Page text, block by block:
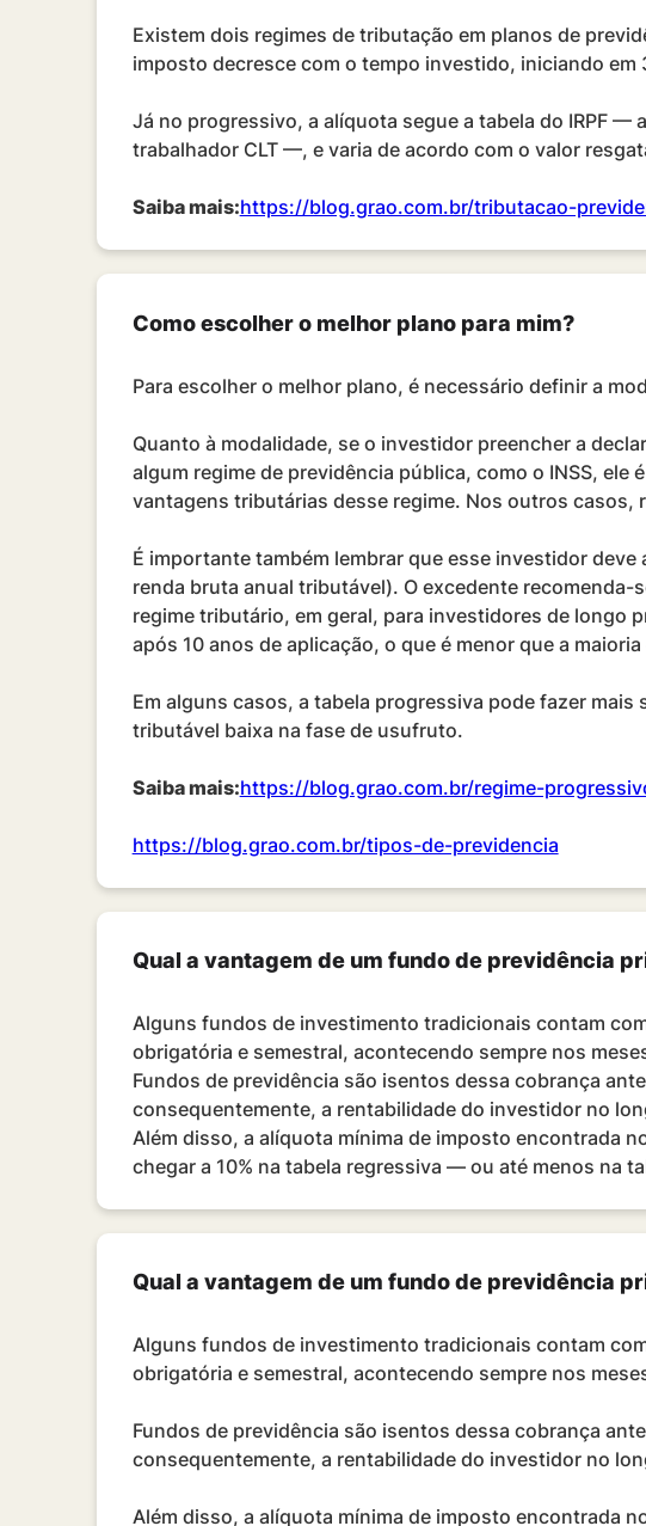
Existem dois regimes de tributação em planos de
imposto decresce com o tempo investido, iniciando em
Já no progressivo, a alíquota segue a tabela do IRPF —
trabalhador CLT —, e varia de acordo com o valor
Saiba mais:https://blog.grao.com.br/tributacao-
Como escolher o melhor plano para mim?
Para escolher o melhor plano, é necessário definir a
Quanto à modalidade, se o investidor preencher a
algum regime de previdência pública, como o INSS,
vantagens tributárias desse regime. Nos outros casos,
É importante também lembrar que esse investidor
renda bruta anual tributável). O excedente recomenda-
regime tributário, em geral, para investidores de longo
após 10 anos de aplicação, o que é menor que a
Em alguns casos, a tabela progressiva pode fazer
tributável baixa na fase de usufruto.
Saiba mais:https://blog.grao.com.br/regime-
https://blog.grao.com.br/tipos-de-previdencia
Qual a vantagem de um fundo de previdência
Alguns fundos de investimento tradicionais contam
obrigatória e semestral, acontecendo sempre nos
Fundos de previdência são isentos dessa cobrança
consequentemente, a rentabilidade do investidor no
Além disso, a alíquota mínima de imposto encontrada
chegar a 10% na tabela regressiva — ou até menos na
Qual a vantagem de um fundo de previdência
Alguns fundos de investimento tradicionais contam
obrigatória e semestral, acontecendo sempre nos
Fundos de previdência são isentos dessa cobrança
consequentemente, a rentabilidade do investidor no
Além disso, a alíquota mínima de imposto encontrada